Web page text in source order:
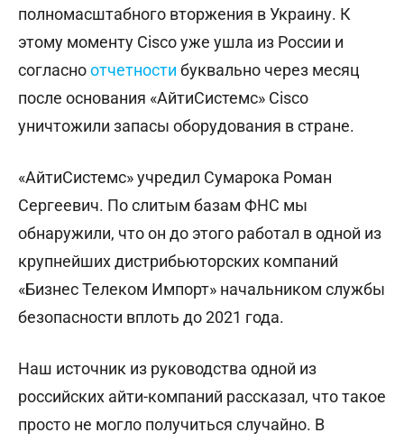
полномасштабного вторжения в Украину. К
этому моменту Cisco уже ушла из России и
согласноотчетности буквально через месяц
после основания «АйтиСистемс» Cisco
уничтожили запасы оборудования в стране.
«АйтиСистемс» учредил Сумарока Роман
Сергеевич. По слитым базам ФНС мы
обнаружили, что он до этого работал в одной из
крупнейших дистрибьюторских компаний
«Бизнес Телеком Импорт» начальником службы
безопасности вплоть до 2021 года.
Наш источник из руководства одной из
российских айти-компаний рассказал, что такое
просто не могло получиться случайно. В